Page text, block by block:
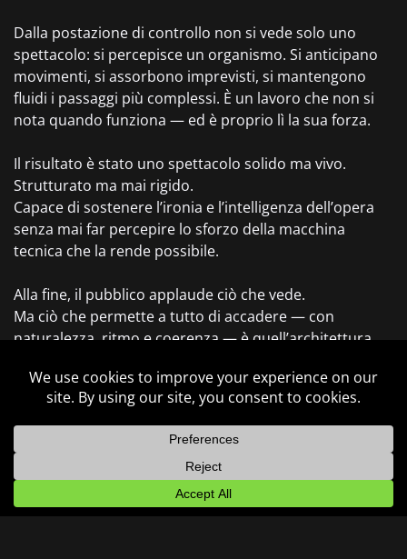
Dalla postazione di controllo non si vede solo uno
spettacolo: si percepisce un organismo. Si anticipano
movimenti, si assorbono imprevisti, si mantengono
fluidi i passaggi più complessi. È un lavoro che non si
nota quando funziona — ed è proprio lì la sua forza.
Il risultato è stato uno spettacolo solido ma vivo.
Strutturato ma mai rigido.
Capace di sostenere l’ironia e l’intelligenza dell’opera
senza mai far percepire lo sforzo della macchina
tecnica che la rende possibile.
Alla fine, il pubblico applaude ciò che vede.
Ma ciò che permette a tutto di accadere — con
naturalezza, ritmo e coerenza — è quell’architettura
recita.
Adattamento contenuti
Programmazione mediaserver
Conduzione spettacolo